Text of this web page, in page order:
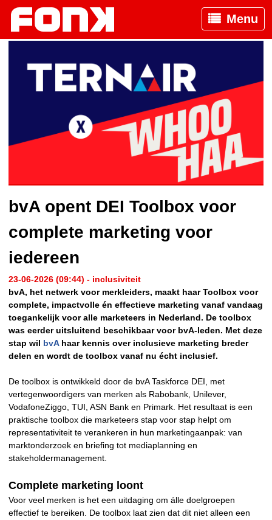
Menu
bvA opent DEI Toolbox voor
complete marketing voor
iedereen
23-06-2026 (09:44) - inclusiviteit
bvA, het netwerk voor merkleiders, maakt haar Toolbox voor
complete, impactvolle én effectieve marketing vanaf vandaag
toegankelijk voor alle marketeers in Nederland. De toolbox
was eerder uitsluitend beschikbaar voor bvA-leden. Met deze
stap wil bvAhaar kennis over inclusieve marketing breder
delen en wordt de toolbox vanaf nu écht inclusief.
De toolbox is ontwikkeld door de bvA Taskforce DEI, met
vertegenwoordigers van merken als Rabobank, Unilever,
VodafoneZiggo, TUI, ASN Bank en Primark. Het resultaat is een
praktische toolbox die marketeers stap voor stap helpt om
representativiteit te verankeren in hun marketingaanpak: van
marktonderzoek en briefing tot mediaplanning en
stakeholdermanagement.
Complete marketing loont
Voor veel merken is het een uitdaging om álle doelgroepen
effectief te bereiken. De toolbox laat zien dat dit niet alleen een